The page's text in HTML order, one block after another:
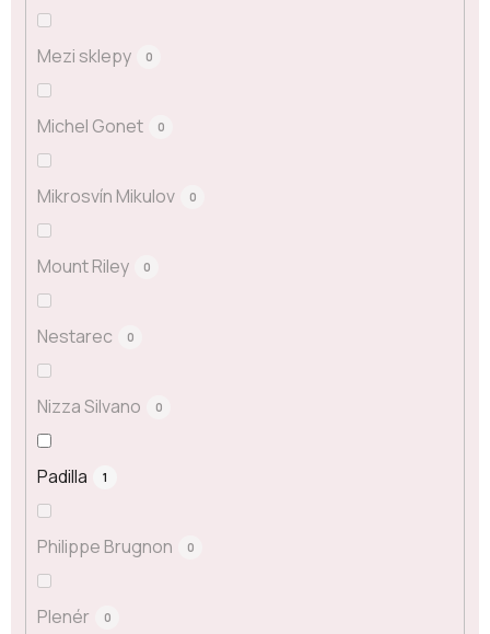
Mezi sklepy 0
Michel Gonet 0
Mikrosvín Mikulov 0
Mount Riley 0
Nestarec 0
Nizza Silvano 0
Padilla 1
Philippe Brugnon 0
Plenér 0